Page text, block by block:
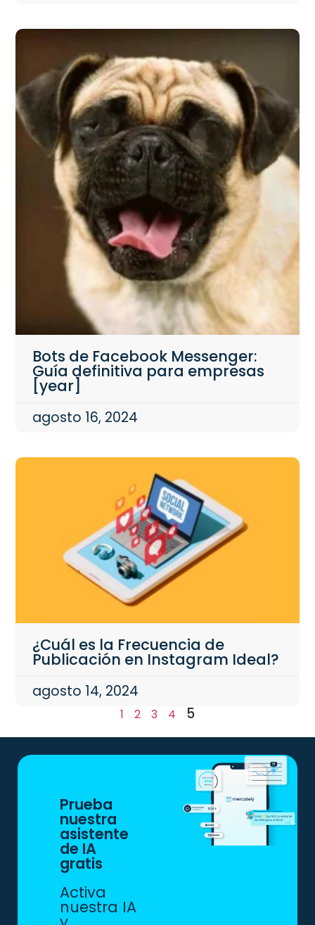
Bots de Facebook Messenger:
Guía definitiva para empresas
[year]
agosto 16, 2024
¿Cuál es la Frecuencia de
Publicación en Instagram Ideal?
agosto 14, 2024
1 2 3 4 5
Prueba
nuestra
asistente
de IA
gratis
Activa
nuestra IA